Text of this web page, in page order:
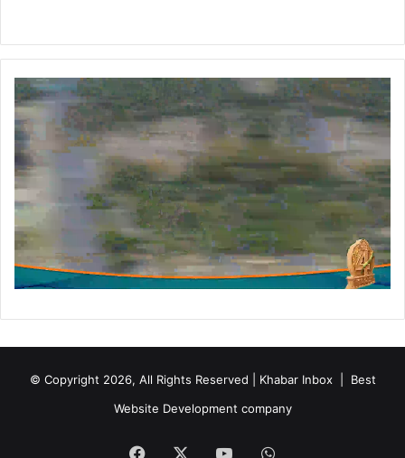
ट
नो
नी
त
© Copyright 2026, All Rights Reserved | Khabar Inbox | Best
Website Development company
Facebook YouTubeWhatsApp